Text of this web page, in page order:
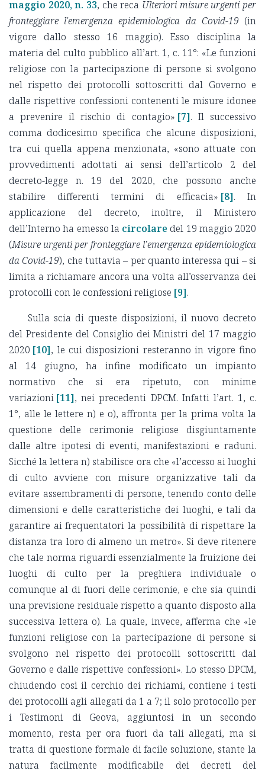
maggio 2020, n. 33, che reca Ulteriori misure urgenti per
fronteggiare l'emergenza epidemiologica da Covid-19 (in
vigore dallo stesso 16 maggio). Esso disciplina la
materia del culto pubblico all’art. 1, c. 11°: «Le funzioni
religiose con la partecipazione di persone si svolgono
nel rispetto dei protocolli sottoscritti dal Governo e
dalle rispettive confessioni contenenti le misure idonee
a prevenire il rischio di contagio» [7]. Il successivo
comma dodicesimo specifica che alcune disposizioni,
tra cui quella appena menzionata, «sono attuate con
provvedimenti adottati ai sensi dell’articolo 2 del
decreto-legge n. 19 del 2020, che possono anche
stabilire differenti termini di efficacia» [8]. In
applicazione del decreto, inoltre, il Ministero
dell’Interno ha emesso la circolare del 19 maggio 2020
(Misure urgenti per fronteggiare l’emergenza epidemiologica
da Covid-19), che tuttavia – per quanto interessa qui – si
limita a richiamare ancora una volta all’osservanza dei
protocolli con le confessioni religiose [9].
Sulla scia di queste disposizioni, il nuovo decreto
del Presidente del Consiglio dei Ministri del 17 maggio
2020 [10], le cui disposizioni resteranno in vigore fino
al 14 giugno, ha infine modificato un impianto
normativo che si era ripetuto, con minime
variazioni [11], nei precedenti DPCM. Infatti l’art. 1, c.
1°, alle le lettere n) e o), affronta per la prima volta la
questione delle cerimonie religiose disgiuntamente
dalle altre ipotesi di eventi, manifestazioni e raduni.
Sicché la lettera n) stabilisce ora che «l’accesso ai luoghi
di culto avviene con misure organizzative tali da
evitare assembramenti di persone, tenendo conto delle
dimensioni e delle caratteristiche dei luoghi, e tali da
garantire ai frequentatori la possibilità di rispettare la
distanza tra loro di almeno un metro». Si deve ritenere
che tale norma riguardi essenzialmente la fruizione dei
luoghi di culto per la preghiera individuale o
comunque al di fuori delle cerimonie, e che sia quindi
una previsione residuale rispetto a quanto disposto alla
successiva lettera o). La quale, invece, afferma che «le
funzioni religiose con la partecipazione di persone si
svolgono nel rispetto dei protocolli sottoscritti dal
Governo e dalle rispettive confessioni». Lo stesso DPCM,
chiudendo così il cerchio dei richiami, contiene i testi
dei protocolli agli allegati da 1 a 7; il solo protocollo per
i Testimoni di Geova, aggiuntosi in un secondo
momento, resta per ora fuori da tali allegati, ma si
tratta di questione formale di facile soluzione, stante la
natura facilmente modificabile dei decreti del